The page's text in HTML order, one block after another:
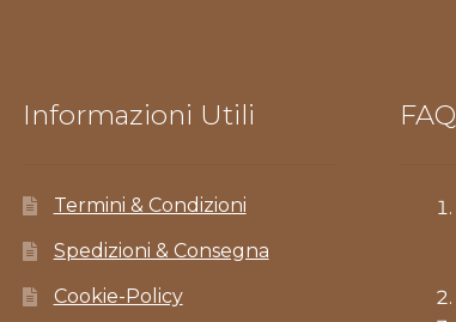
Informazioni Utili
Termini & Condizioni
Spedizioni & Consegna
Cookie-Policy
FAQ